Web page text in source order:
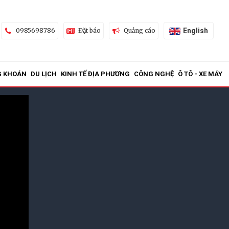
0985698786 Đặt báo Quảng cáo English
KHOÁN DU LỊCH KINH TẾ ĐỊA PHƯƠNG CÔNG NGHỆ Ô TÔ - XE MÁY